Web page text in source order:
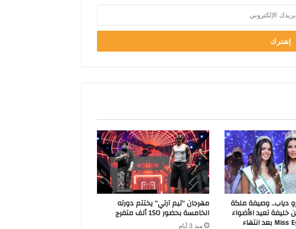
دياب.. وصيفة ملكة
خليفة تعيد الأضواء
لمسابقة Miss Egypt بعد انتهاء
مهرجان “تيم آرتي” يختتم دورته
الخامسة بحضور 150 ألف متفرج
منذ 3 أيام